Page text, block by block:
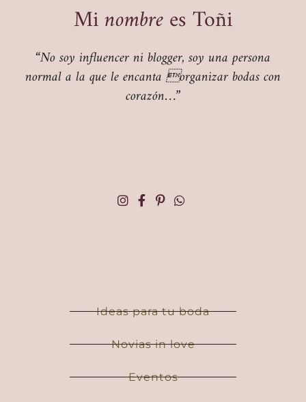
Minombrees Toñi
“No soy influencer ni blogger, soy una persona
normal a la que le encanta organizar bodas con
corazón…”
Ideas para tu boda
Novias in love
Eventos